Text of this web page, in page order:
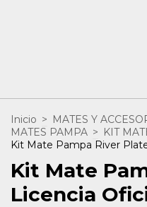
Inicio > MATES Y
MATES PAMPA > KIT
Kit Mate Pampa River
Kit Mate
Licencia